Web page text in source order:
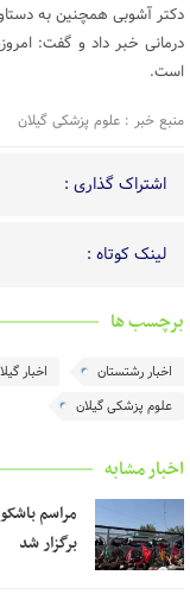
دکتر آشوبی همچنین به
درمانی خبر داد و گفت:
است.
منبع خبر : علوم پزشکی گیلان
اشتراک گذاری :
لینک کوتاه :
برچسب ها
اخبار رشتستان اخبار
علوم پزشکی گیلان
اخبار مشابه
مراسم
برگزار شد